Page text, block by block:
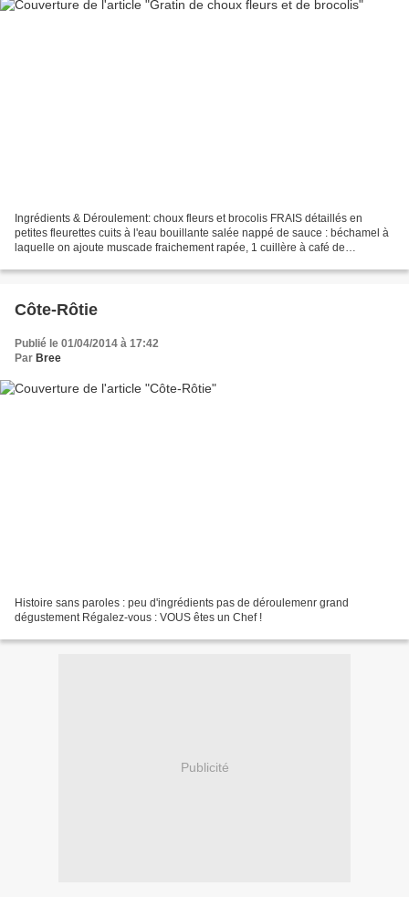
Ingrédients & Déroulement: choux fleurs et brocolis FRAIS détaillés en
petites fleurettes cuits à l'eau bouillante salée nappé de sauce : béchamel à
laquelle on ajoute muscade fraichement rapée, 1 cuillère à café de
Côte-Rôtie
Publié le 01/04/2014 à 17:42
Par Bree
Histoire sans paroles : peu d'ingrédients pas de déroulemenr grand
dégustement Régalez-vous : VOUS êtes un Chef !
Publicité